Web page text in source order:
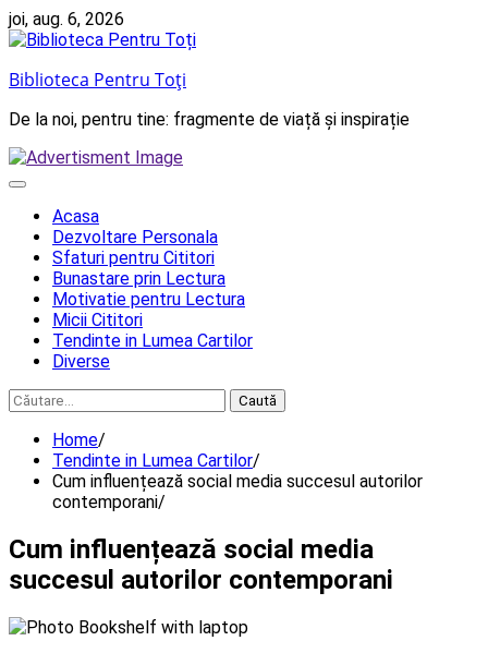
Skip
to
joi, aug. 6, 2026
Biblioteca Pentru Toți
De la noi, pentru tine: fragmente de viață și inspirație
Acasa
Dezvoltare Personala
Sfaturi pentru Cititori
Bunastare prin Lectura
Motivatie pentru Lectura
Micii Cititori
Tendinte in Lumea Cartilor
Diverse
Caută
după:
Home
Tendinte in Lumea Cartilor
Cum influențează social media succesul autorilor
contemporani
Cum influențează social media
succesul autorilor contemporani